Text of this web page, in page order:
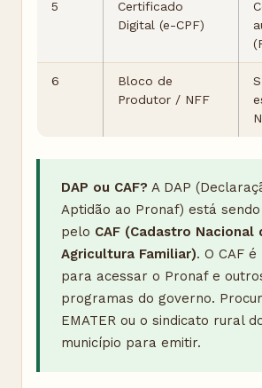
5
Certificado
Digital (e-CPF)
6
Bloco de
Produtor / NFF
DAP ou CAF? A DAP
Aptidão ao Pronaf) está
pelo CAF (Cadastro Nacional
Agricultura Familiar). O CAF
para acessar o Pronaf e
programas do governo.
EMATER ou o sindicato rural
município para emitir.